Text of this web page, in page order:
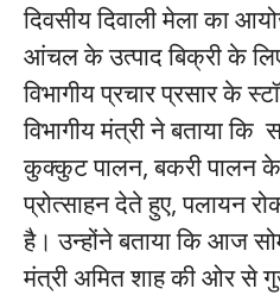
दिवसीय दिवाली मेला का
आंचल के उत्पाद बिक्री के
विभागीय प्रचार प्रसार के
विभागीय मंत्री ने बताया कि
कुक्कुट पालन, बकरी पालन के
प्रोत्साहन देते हुए, पलायन
है। उन्होंने बताया कि आज
मंत्री अमित शाह की ओर से